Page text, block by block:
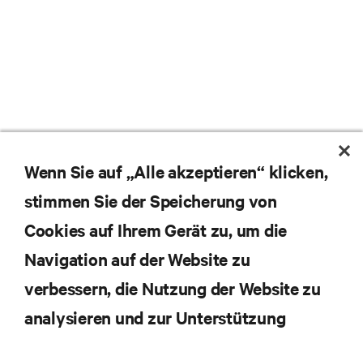
Wenn Sie auf „Alle akzeptieren“ klicken,
stimmen Sie der Speicherung von
Cookies auf Ihrem Gerät zu, um die
Navigation auf der Website zu
verbessern, die Nutzung der Website zu
analysieren und zur Unterstützung